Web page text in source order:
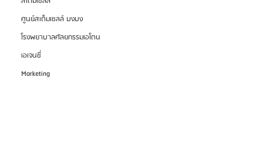
ศูนย์สเต็มเซลล์ บงบง
โรงพยาบาลศัลยกรรมเอโตน
เอเจนซี่
Marketing